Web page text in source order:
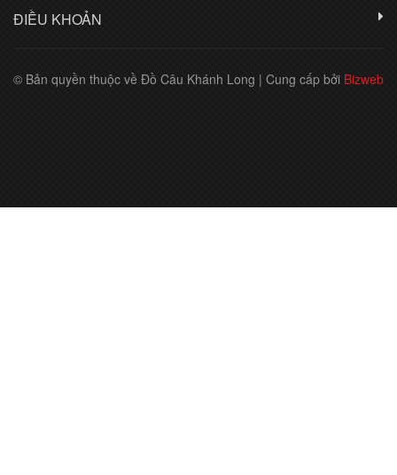
ĐIỀU KHOẢN
© Bản quyền thuộc về Đồ Câu Khánh Long | Cung cấp bởi Bizweb